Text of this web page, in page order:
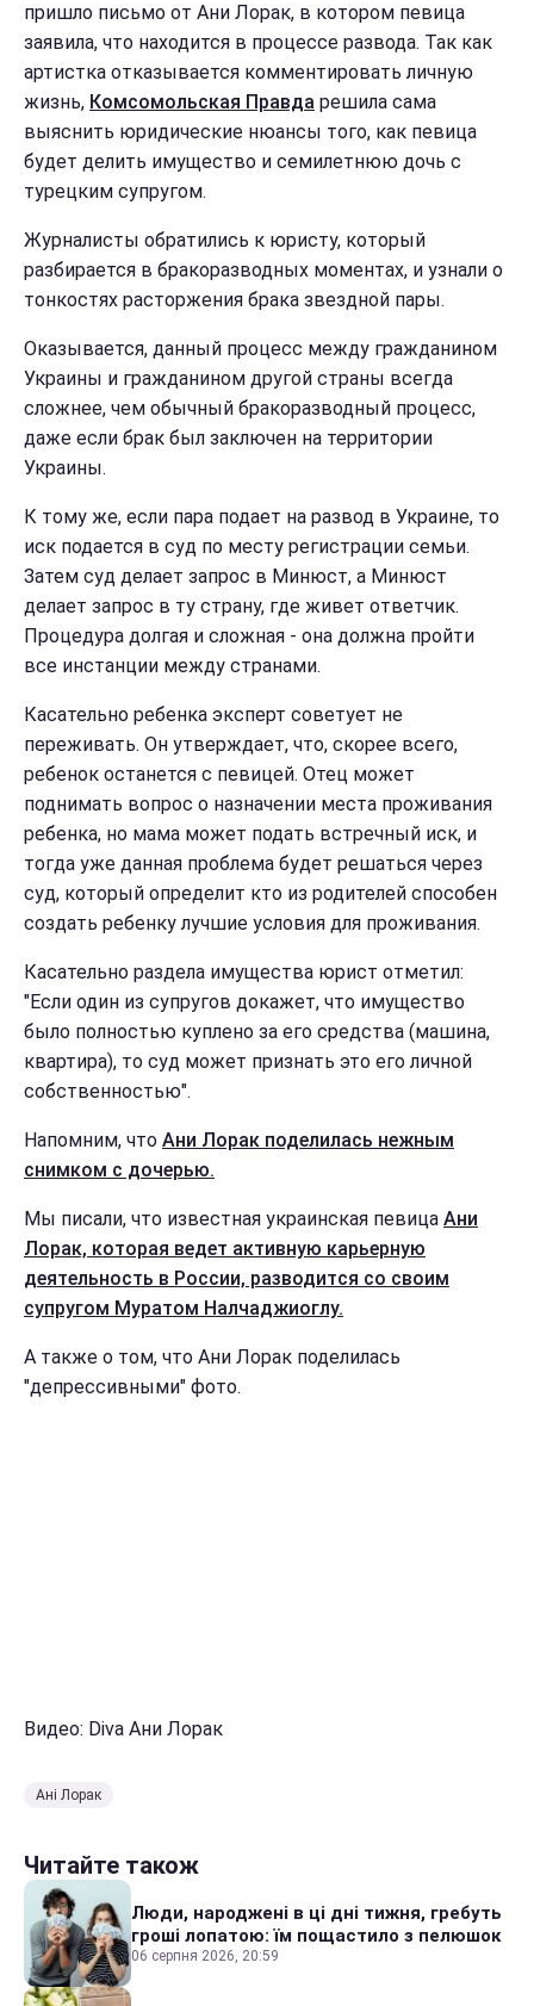
пришло письмо от Ани Лорак, в котором певица
заявила, что находится в процессе развода. Так как
артистка отказывается комментировать личную
жизнь, Комсомольская Правда решила сама
выяснить юридические нюансы того, как певица
будет делить имущество и семилетнюю дочь с
турецким супругом.
Журналисты обратились к юристу, который
разбирается в бракоразводных моментах, и узнали о
тонкостях расторжения брака звездной пары.
Оказывается, данный процесс между гражданином
Украины и гражданином другой страны всегда
сложнее, чем обычный бракоразводный процесс,
даже если брак был заключен на территории
Украины.
К тому же, если пара подает на развод в Украине, то
иск подается в суд по месту регистрации семьи.
Затем суд делает запрос в Минюст, а Минюст
делает запрос в ту страну, где живет ответчик.
Процедура долгая и сложная - она должна пройти
все инстанции между странами.
Касательно ребенка эксперт советует не
переживать. Он утверждает, что, скорее всего,
ребенок останется с певицей. Отец может
поднимать вопрос о назначении места проживания
ребенка, но мама может подать встречный иск, и
тогда уже данная проблема будет решаться через
суд, который определит кто из родителей способен
создать ребенку лучшие условия для проживания.
Касательно раздела имущества юрист отметил:
"Если один из супругов докажет, что имущество
было полностью куплено за его средства (машина,
квартира), то суд может признать это его личной
собственностью".
Напомним, что Ани Лорак поделилась нежным
снимком с дочерью.
Мы писали, что известная украинская певица Ани
Лорак, которая ведет активную карьерную
деятельность в России, разводится со своим
супругом Муратом Налчаджиоглу.
А также о том, что Ани Лорак поделилась
"депрессивными" фото.
Видео: Diva Ани Лорак
Ані Лорак
Читайте також
Люди, народжені в ці дні тижня, гребуть
гроші лопатою: їм пощастило з пелюшок
06 серпня 2026, 20:59